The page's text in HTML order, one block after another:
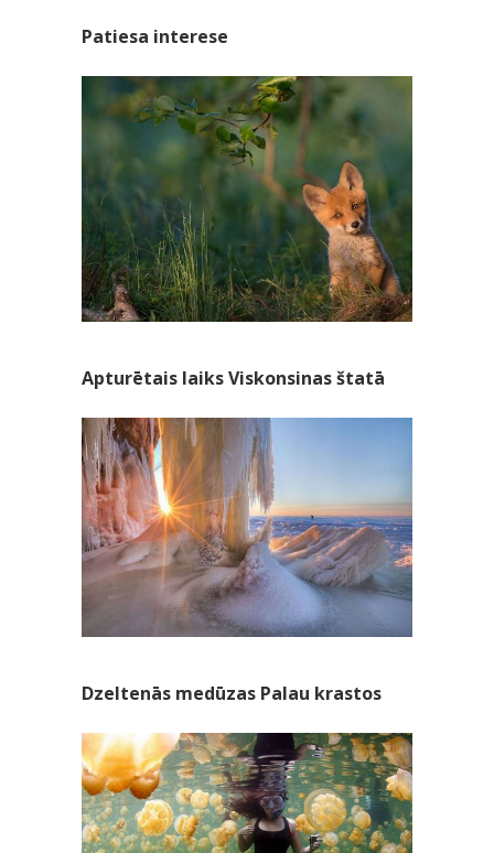
Patiesa interese
Apturētais laiks Viskonsinas štatā
Dzeltenās medūzas Palau krastos